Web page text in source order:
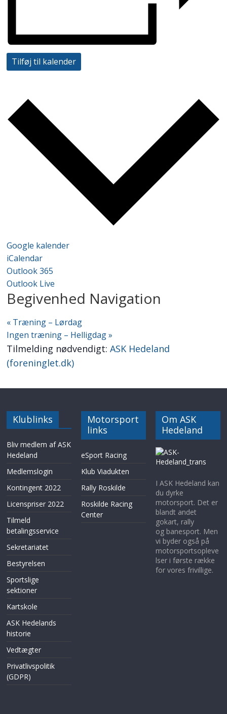
Tilføj til kalender
Google kalender
iCalendar
Outlook 365
Outlook Live
Begivenhed Navigation
« Træning – Lørdag
Ingen træning – Helligdag»
Tilmelding nødvendigt:ASK Hedeland
(foreninglet.dk)
Klublinks
Bliv medlem af ASK
Hedeland
Medlemslogin
Kontingent 2022
Licenspriser 2022
Tilmeld
betalingsservice
Sekretariatet
Bestyrelsen
Sportslige
sektioner
Kartskole
ASK Hedelands
historie
Vedtægter
Privatlivspolitik
(GDPR)
Motorsport
links
eSport Racing
Klub Viadukten
Rally Roskilde
Roskilde Racing
Center
Om ASK
Hedeland
I ASK Hedeland kan
du dyrke
motorsport. Det er
blandt andet
gokart, rally
og banesport. Men
vi byder også på
motorsportsopleve
lser i første række
for vores frivillige.